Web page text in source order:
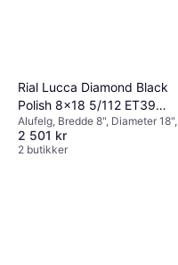
Rial Lucca Diamond Black
Polish 8x18 5/112 ET39
CB66.6
Alufelg, Bredde 8", Diameter 18",
Svart
2 501 kr
2 butikker